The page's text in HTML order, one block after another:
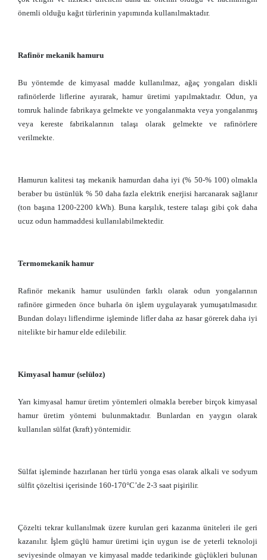
önemli olduğu kağıt türlerinin yapımında kullanılmaktadır.
Rafinör mekanik hamuru
Bu yöntemde de kimyasal madde kullanılmaz, ağaç yongaları diskli
rafinörlerde liflerine ayırarak, hamur üretimi yapılmaktadır. Odun, ya
tomruk halinde fabrikaya gelmekte ve yongalanmakta veya yongalanmış
veya kereste fabrikalarının talaşı olarak gelmekte ve rafinörlere
verilmekte.
Hamurun kalitesi taş mekanik hamurdan daha iyi (% 50-% 100) olmakla
beraber bu üstünlük % 50 daha fazla elektrik enerjisi harcanarak sağlanır
(ton başına 1200-2200 kWh). Buna karşılık, testere talaşı gibi çok daha
ucuz odun hammaddesi kullanılabilmektedir.
Termomekanik hamur
Rafinör mekanik hamur usulünden farklı olarak odun yongalarının
rafinöre girmeden önce buharla ön işlem uygulayarak yumuşatılmasıdır.
Bundan dolayı liflendirme işleminde lifler daha az hasar görerek daha iyi
nitelikte bir hamur elde edilebilir.
Kimyasal hamur (selüloz)
Yarı kimyasal hamur üretim yöntemleri olmakla bereber birçok kimyasal
hamur üretim yöntemi bulunmaktadır. Bunlardan en yaygın olarak
kullanılan sülfat (kraft) yöntemidir.
Sülfat işleminde hazırlanan her türlü yonga esas olarak alkali ve sodyum
sülfit çözeltisi içerisinde 160-170°C’de 2-3 saat pişirilir.
Çözelti tekrar kullanılmak üzere kurulan geri kazanma üniteleri ile geri
kazanılır. İşlem güçlü hamur üretimi için uygun ise de yeterli teknoloji
seviyesinde olmayan ve kimyasal madde tedarikinde güçlükleri bulunan